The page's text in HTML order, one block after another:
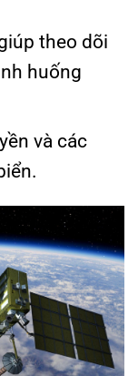
theo dõi
huống
và các